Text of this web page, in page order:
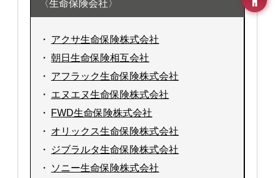
〈生命保険会社〉
・ アクサ生命保険株式会社
・ 朝日生命保険相互会社
・ アフラック生命保険株式会社
・ エヌエヌ生命保険株式会社
・ FWD生命保険株式会社
・ オリックス生命保険株式会社
・
ジブラルタ生命保険株式会社
・
ソニー生命保険株式会社